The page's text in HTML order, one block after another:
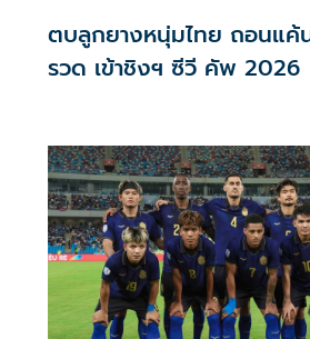
ตบลูกยางหนุ่มไทย ถอนแค้
รวด เข้าชิงฯ ซีวี คัพ 2026